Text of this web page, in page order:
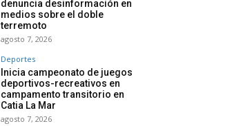
denuncia desinformación en
medios sobre el doble
terremoto
agosto 7, 2026
Deportes
Inicia campeonato de juegos
deportivos-recreativos en
campamento transitorio en
Catia La Mar
agosto 7, 2026